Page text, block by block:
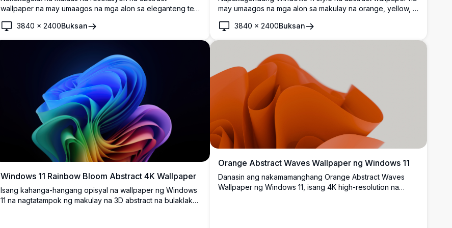
wallpaper na may umaagos na mga alon sa eleganteng teal
Perpekto para sa modernong desktop setup na may
makinis at dynamic na mga kurba na lumilikha ng visual
3840 ×2400Buksan
may umaagos na mga alon sa makulay na orange, yellow, at
Perpektong high-resolution desktop background na may
makinis at modernong design elements na sumusukat sa
3840 × 2400Buksan
Windows 11 Rainbow Bloom Abstract 4K Wallpaper
Isang kahanga-hangang opisyal na wallpaper ng Windows
11 na nagtatampok ng makulay na 3D abstract na bulaklak
Orange Abstract Waves Wallpaper ng Windows 11
Danasin ang nakamamanghang Orange Abstract Waves
Wallpaper ng Windows 11, isang 4K high-resolution na